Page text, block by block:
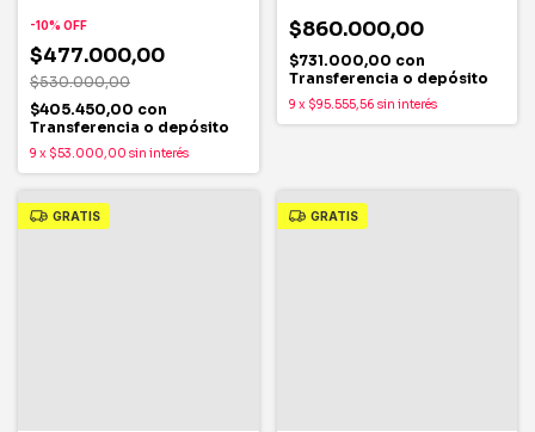
-10% OFF
$477.000,00
$530.000,00
$405.450,00 con
Transferencia o depósito
9 x $53.000,00 sin interés
$860.000,00
$731.000,00 con
Transferencia o depósito
9 x $95.555,56 sin interés
GRATIS GRATIS